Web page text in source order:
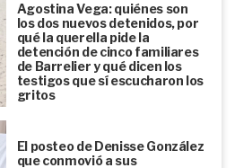
Agostina Vega: quiénes son
los dos nuevos detenidos, por
qué la querella pide la
detención de cinco familiares
de Barrelier y qué dicen los
testigos que sí escucharon los
gritos
El posteo de Denisse González
que conmovió a sus